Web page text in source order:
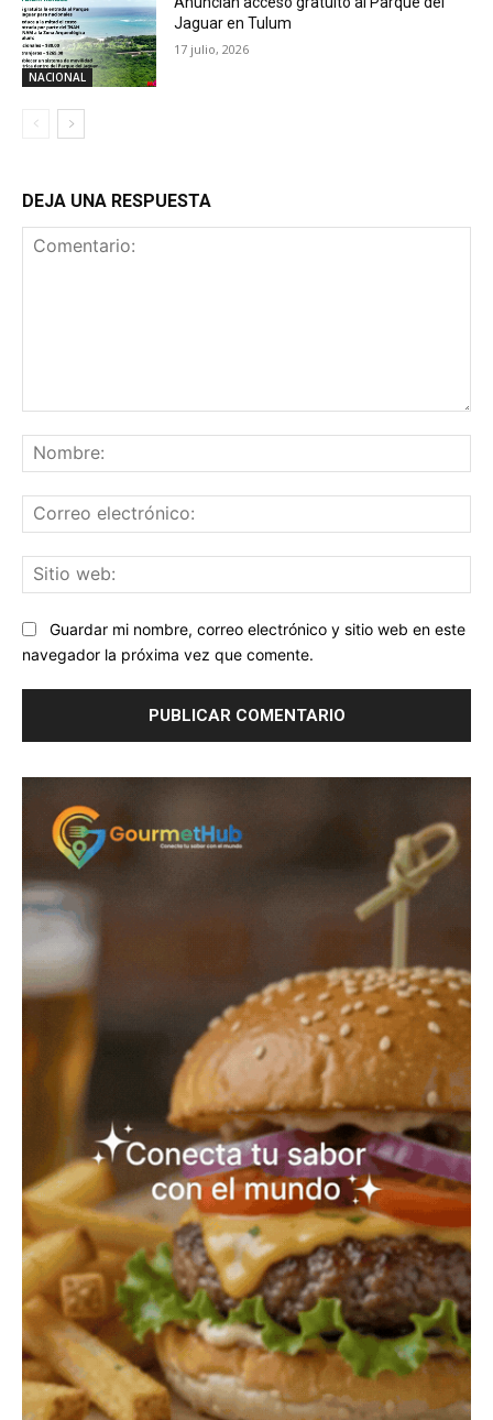
NACIONAL
Jaguar en Tulum
17 julio, 2026
DEJA UNA RESPUESTA
Guardar mi nombre, correo electrónico y sitio web en este
navegador la próxima vez que comente.